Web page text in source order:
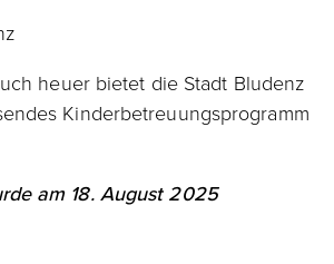
heuer bietet die Stadt Bludenz
Kinderbetreuungsprogramm
am 18. August 2025